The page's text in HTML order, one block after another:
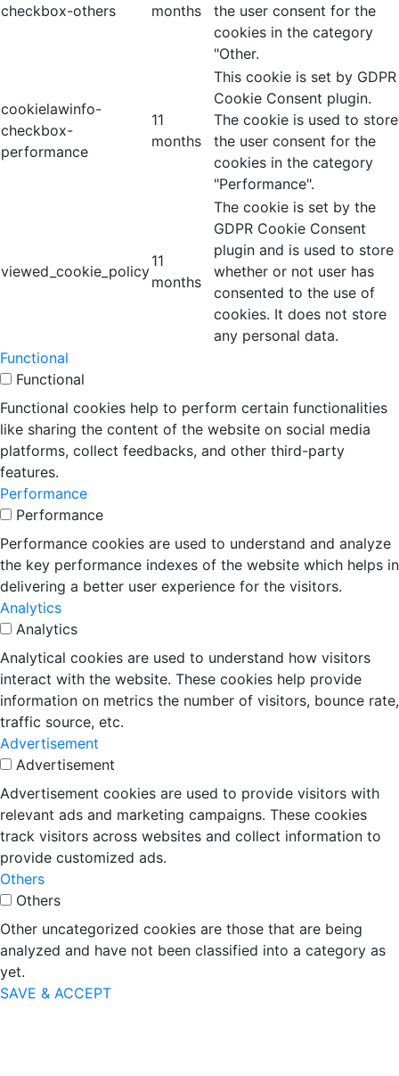
checkbox-others
months
the user consent for the
cookies in the category
"Other.
cookielawinfo-
checkbox-
performance
11
months
This cookie is set by GDPR
Cookie Consent plugin.
The cookie is used to store
the user consent for the
cookies in the category
"Performance".
viewed_cookie_policy
11
months
The cookie is set by the
GDPR Cookie Consent
plugin and is used to store
whether or not user has
consented to the use of
cookies. It does not store
any personal data.
Functional
Functional
Functional cookies help to perform certain functionalities
like sharing the content of the website on social media
platforms, collect feedbacks, and other third-party
features.
Performance
Performance
Performance cookies are used to understand and analyze
the key performance indexes of the website which helps in
delivering a better user experience for the visitors.
Analytics
Analytics
Analytical cookies are used to understand how visitors
interact with the website. These cookies help provide
information on metrics the number of visitors, bounce rate,
traffic source, etc.
Advertisement
Advertisement
Advertisement cookies are used to provide visitors with
relevant ads and marketing campaigns. These cookies
track visitors across websites and collect information to
provide customized ads.
Others
Others
Other uncategorized cookies are those that are being
analyzed and have not been classified into a category as
yet.
SAVE & ACCEPT